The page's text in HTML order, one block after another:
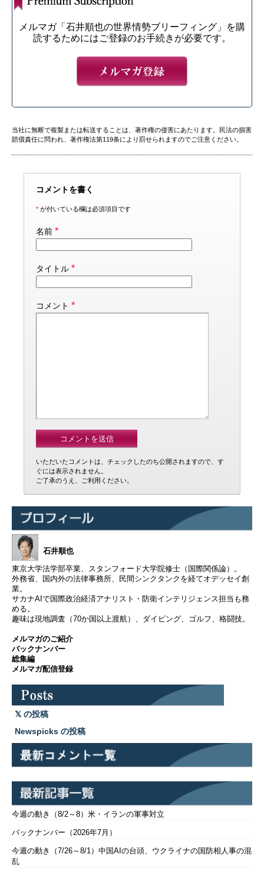
メルマガ「石井順也の世界情勢ブリーフィング」を購
読するためにはご登録のお手続きが必要です。
当社に無断で複製または転送することは、著作権の侵害にあたります。民法の損害
賠償責任に問われ、著作権法第119条により罰せられますのでご注意ください。
コメントを書く
* が付いている欄は必須項目です
名前 *
タイトル *
コメント *
いただいたコメントは、チェックしたのち公開されますので、す
ぐには表示されません。
ご了承のうえ、ご利用ください。
石井順也
東京大学法学部卒業、スタンフォード大学院修士（国際関係論）。
外務省、国内外の法律事務所、民間シンクタンクを経てオデッセイ創
業。
サカナAIで国際政治経済アナリスト・防衛インテリジェンス担当も務
める。
趣味は現地調査（70か国以上渡航）、ダイビング、ゴルフ、格闘技。
メルマガのご紹介
バックナンバー
総集編
メルマガ配信登録
の投稿
Newspicks の投稿
今週の動き（8/2～8）米・イランの軍事対立
バックナンバー（2026年7月）
今週の動き（7/26～8/1）中国AIの台頭、ウクライナの国防相人事の混
乱